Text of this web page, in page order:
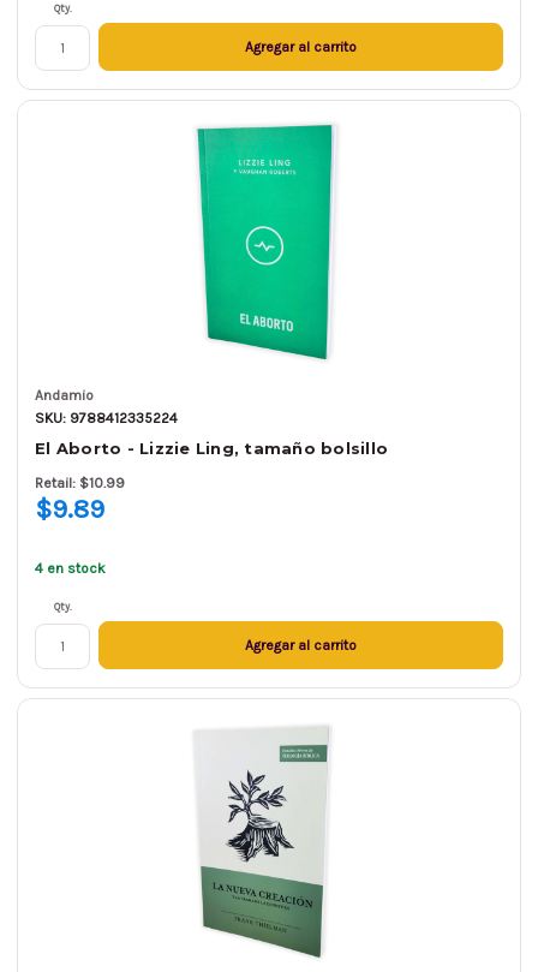
Qty.
Agregar al carrito
Andamio
SKU: 9788412335224
El Aborto - Lizzie Ling, tamaño bolsillo
Retail: $10.99
$9.89
4 en stock
Qty.
Agregar al carrito